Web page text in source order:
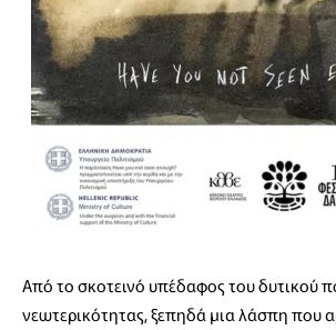
Από το σκοτεινό υπέδαφος του δυτικού
νεωτερικότητας, ξεπηδά μια λάσπη που